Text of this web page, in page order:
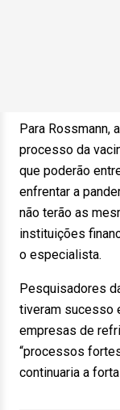
Para Rossmann,
processo da
que poderão
enfrentar a
não terão as
instituições
o especialista.
Pesquisadores
tiveram sucesso
empresas de
“processos
continuaria a